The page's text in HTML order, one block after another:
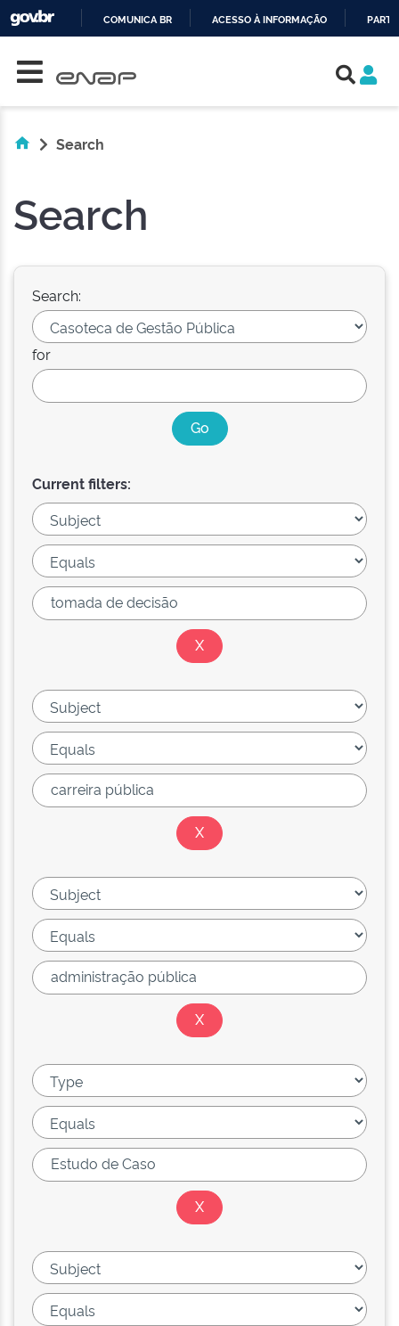
COMUNICA BR ACESSO À INFORMAÇÃO
Search
Search
Search:
for
Current filters: